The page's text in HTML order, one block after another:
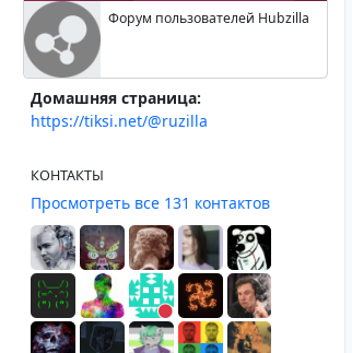
Форум пользователей Hubzilla
Домашняя страница:
https://tiksi.net/@ruzilla
КОНТАКТЫ
Просмотреть все 131 контактов